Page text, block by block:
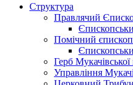
Структура
Правлячий
Помічний
Герб Мукачівської
Управління